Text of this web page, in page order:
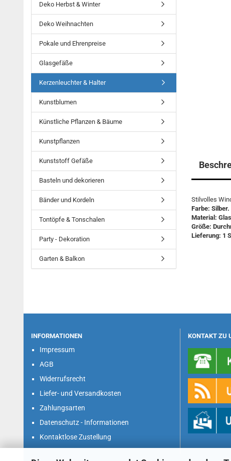
Stilvolles
Farbe: Silber.
Material:
Größe:
Lieferung: 1
Deko Herbst & Winter
Deko Weihnachten
Pokale und Ehrenpreise
Glasgefäße
Kerzenleuchter & Halter
Kunstblumen
Künstliche Pflanzen & Bäume
Kunstpflanzen
Kunststoff Gefäße
Basteln und dekorieren
Bänder und Kordeln
Tontöpfe & Tonschalen
Party - Dekoration
Garten & Balkon
INFORMATIONEN
Impressum
AGB
Widerrufsrecht
Liefer- und Versandkosten
Zahlungsarten
Datenschutz - Informationen
Kontaktlose Zustellung
KONTAKT ZU